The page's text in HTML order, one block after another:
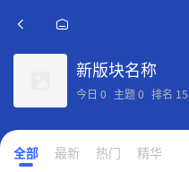
新版块名称
今日 0 主题0 排名
全部 最新 热门 精华